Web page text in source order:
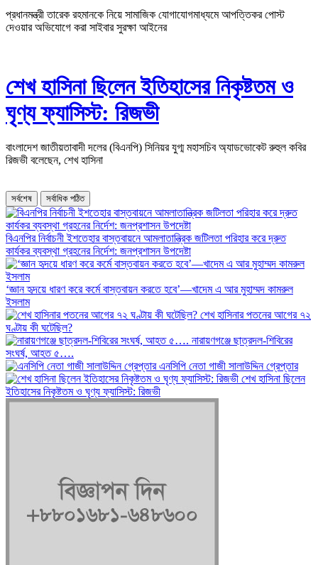
প্রধানমন্ত্রী তারেক রহমানকে নিয়ে সামাজিক যোগাযোগমাধ্যমে আপত্তিকর পোস্ট
দেওয়ার অভিযোগে করা সাইবার সুরক্ষা আইনের
শেখ হাসিনা ছিলেন ইতিহাসের নিকৃষ্টতম ও
ঘৃণ্য ফ্যাসিস্ট: রিজভী
বাংলাদেশ জাতীয়তাবাদী দলের (বিএনপি) সিনিয়র যুগ্ম মহাসচিব অ্যাডভোকেট রুহুল কবির
রিজভী বলেছেন, শেখ হাসিনা
সর্বশেষ সর্বাধিক পঠিত
বিএনপির নির্বাচনী ইশতেহার বাস্তবায়নে আমলাতান্ত্রিক জটিলতা পরিহার করে দ্রুত
কার্যকর ব্যবস্থা গ্রহনের নির্দেশ: জনপ্রশাসন উপদেষ্টা
‘জ্ঞান হৃদয়ে ধারণ করে কর্মে বাস্তবায়ন করতে হবে’—খাদেম এ আর মুহাম্মদ কামরুল
ইসলাম
শেখ হাসিনার পতনের আগের ৭২
ঘণ্টায় কী ঘটেছিল?
‎নারায়ণগঞ্জে ছাত্রদল-শিবিরের
সংঘর্ষ, আহত ৫….
এনসিপি নেতা গাজী সালাউদ্দিন গ্রেপ্তার
শেখ হাসিনা ছিলেন
ইতিহাসের নিকৃষ্টতম ও ঘৃণ্য ফ্যাসিস্ট: রিজভী